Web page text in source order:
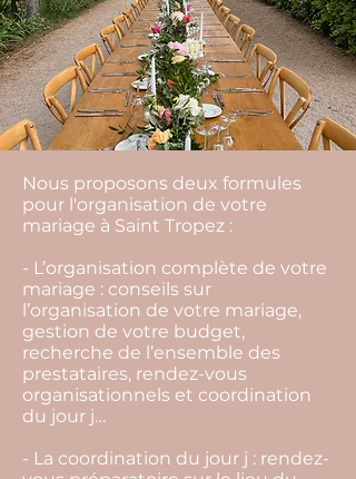
Nous proposons deux formules
pour l'organisation de votre
mariage à Saint Tropez :
- L’organisation complète de votre
mariage : conseils sur
l’organisation de votre mariage,
gestion de votre budget,
recherche de l’ensemble des
prestataires, rendez-vous
organisationnels et coordination
du jour j…
- La coordination du jour j : rendez-